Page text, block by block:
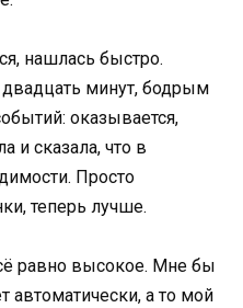
нашлась быстро.
минут, бодрым
оказывается,
и сказала, что в
Просто
теперь лучше.
равно высокое. Мне бы
автоматически, а то мой